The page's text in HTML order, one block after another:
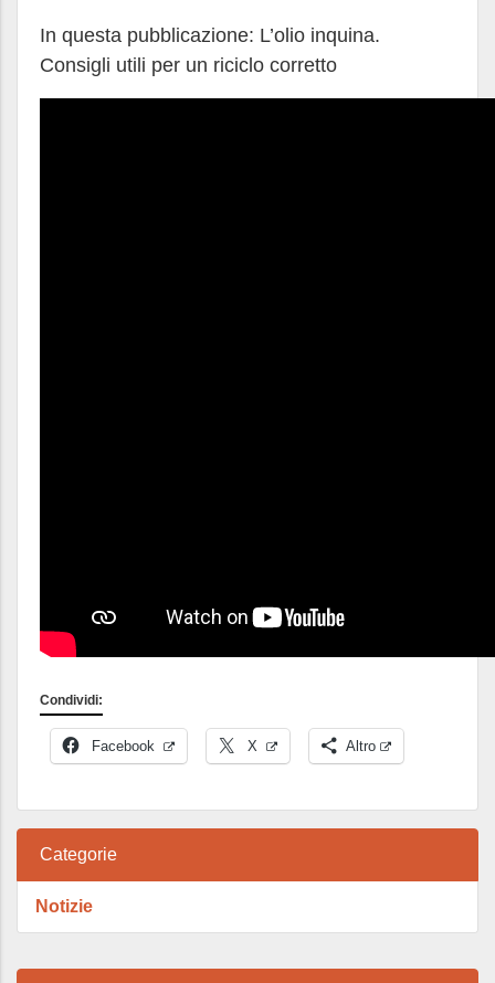
In questa pubblicazione: L’olio inquina.
Consigli utili per un riciclo corretto
Condividi:
Facebook X Altro
Categorie
Notizie